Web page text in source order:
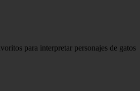
para interpretar personajes de gatos